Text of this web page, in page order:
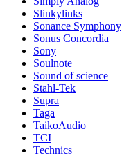
Slinkylinks
Sonance Symphony
Sonus Concordia
Sony
Soulnote
Sound of science
Stahl-Tek
Supra
Taga
TaikoAudio
TCI
Technics